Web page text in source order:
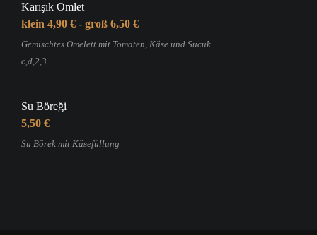
Karışık Omlet
klein 4,90 € - groß 6,50 €
Gemischtes Omelett mit Tomaten, Käse und Sucuk
c,d,2,3
Su Böreği
5,50 €
Su Börek mit Käsefüllung